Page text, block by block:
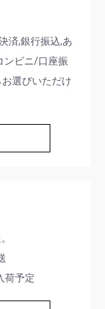
済,銀行振込,あ
ンビニ/口座振
選びいただけ
荷予定